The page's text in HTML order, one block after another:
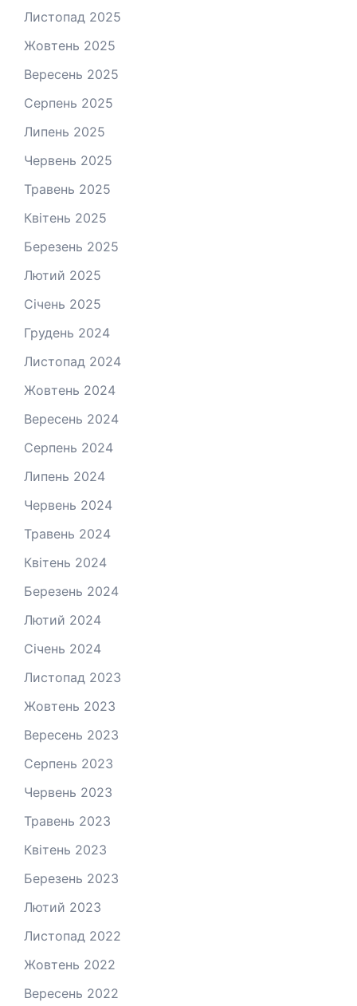
Листопад 2025
Жовтень 2025
Вересень 2025
Серпень 2025
Липень 2025
Червень 2025
Травень 2025
Квітень 2025
Березень 2025
Лютий 2025
Січень 2025
Грудень 2024
Листопад 2024
Жовтень 2024
Вересень 2024
Серпень 2024
Липень 2024
Червень 2024
Травень 2024
Квітень 2024
Березень 2024
Лютий 2024
Січень 2024
Листопад 2023
Жовтень 2023
Вересень 2023
Серпень 2023
Червень 2023
Травень 2023
Квітень 2023
Березень 2023
Лютий 2023
Листопад 2022
Жовтень 2022
Вересень 2022